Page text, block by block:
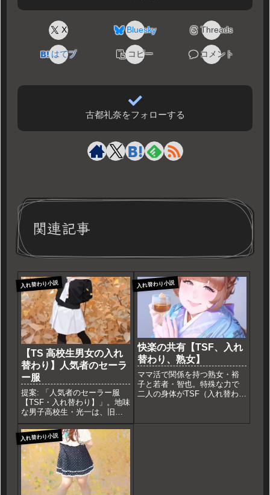
X Bluesky Threads
はてブ コピー コメント
古都礼奈をフォローする
関連記事
入れ替わり小説
【TS 高校生男女の入れ
替わり】人気者のセーラ
ー服
提案: 「人気者のセーラー服
【TSF・入れ替わり】」。地味
な男子高校生・光一は、旧校
舎で拾ったペンダントの力
で、憧れの人気者・紗耶と身
体が入れ替わる。初めてのセ
ーラー服、女子のプレッシャ
ー。互いの苦悩を知った二人
の高校生は、やがて恋に落ち
る。男女入れ替わり短編小説
（AI作文）。
入れ替わり小説
快楽の共有【TSF、入れ
替わり、熟女】
ママ活で関係を持つ熟女・裕
子と若者・智也。特殊な力で
二人の身体がTSF（入れ替わ
抗えない快楽を共有する。倒
入れ替わり小説